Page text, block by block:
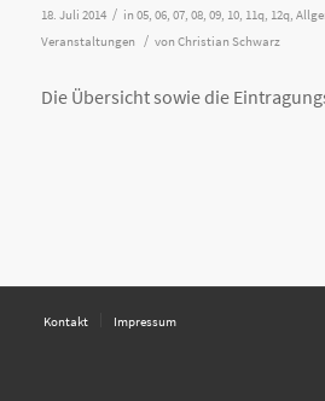
18. Juli 2014 / in 05, 06, 07, 08, 09, 10, 11q, 12q,
Veranstaltungen
/ von Christian Schwarz
Die Übersicht sowie die
Kontakt Impressum